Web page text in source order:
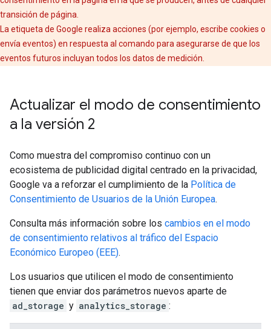
transición de página.
La etiqueta de Google realiza acciones (por ejemplo, escribe cookies o
envía eventos) en respuesta al comando para asegurarse de que los
eventos futuros incluyan todos los datos de medición.
Actualizar el modo de consentimiento
a la versión 2
Como muestra del compromiso continuo con un
ecosistema de publicidad digital centrado en la privacidad,
Google va a reforzar el cumplimiento de la Política de
Consentimiento de Usuarios de la Unión Europea.
Consulta más información sobre los cambios en el modo
de consentimiento relativos al tráfico del Espacio
Económico Europeo (EEE).
Los usuarios que utilicen el modo de consentimiento
tienen que enviar dos parámetros nuevos aparte de
ad_storage y analytics_storage :